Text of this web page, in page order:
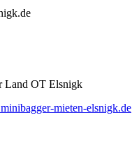
Land OT Elsnigk
mieten-elsnigk.de